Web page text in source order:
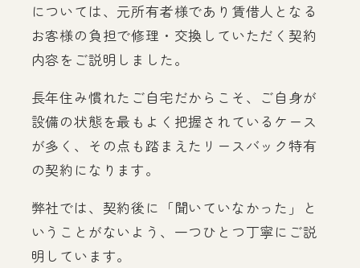
については、元所有者様であり賃借人となる
お客様の負担で修理・交換していただく契約
内容をご説明しました。
長年住み慣れたご自宅だからこそ、ご自身が
設備の状態を最もよく把握されているケース
が多く、その点も踏まえたリースバック特有
の契約になります。
弊社では、契約後に「聞いていなかった」と
いうことがないよう、一つひとつ丁寧にご説
明しています。